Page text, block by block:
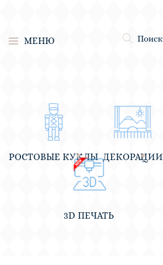
МЕНЮ Поиск
РОСТОВЫЕ КУКЛЫ ДЕКОРАЦИИ
3D ПЕЧАТЬ